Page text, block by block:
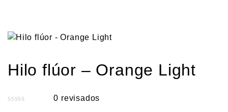
Hilo flúor – Orange Light
0 revisados